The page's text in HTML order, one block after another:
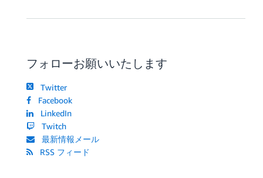
フォローお願いいたします
Twitter
Facebook
LinkedIn
Twitch
最新情報メール
RSS フィード